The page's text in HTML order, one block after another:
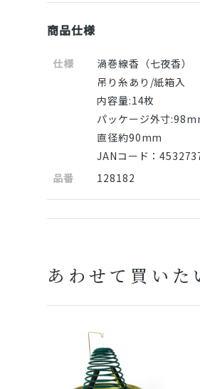
商品仕様
仕様
渦巻線香（七夜香）
吊り糸あり/紙箱入
内容量:14枚
パッケージ外寸
直径約90mm
JANコード：
品番
128182
あわせて買いた